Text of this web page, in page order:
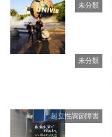
未分類
未分類
起立性調節障害